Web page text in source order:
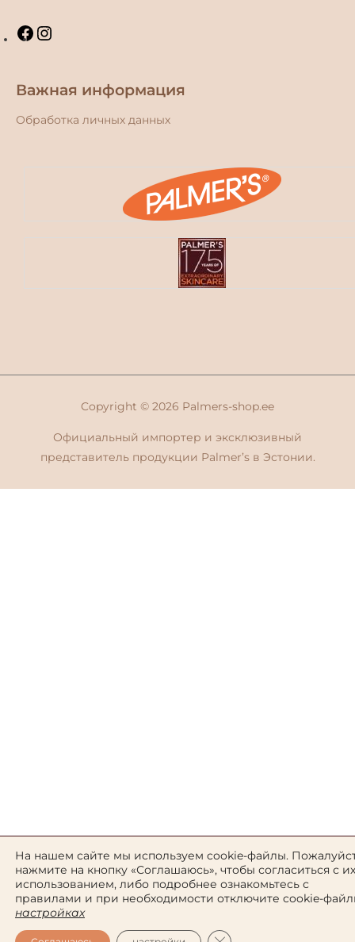
Важная информация
Обработка личных данных
Copyright © 2026 Palmers-shop.ee
Официальный импортер и эксклюзивный
представитель продукции Palmer’s в Эстонии.
На нашем сайте мы используем cookie-файлы.
нажмите на кнопку «Соглашаюсь», чтобы согласиться с их
использованием, либо подробнее ознакомьтесь с
правилами и при необходимости отключите cookie-
настройках